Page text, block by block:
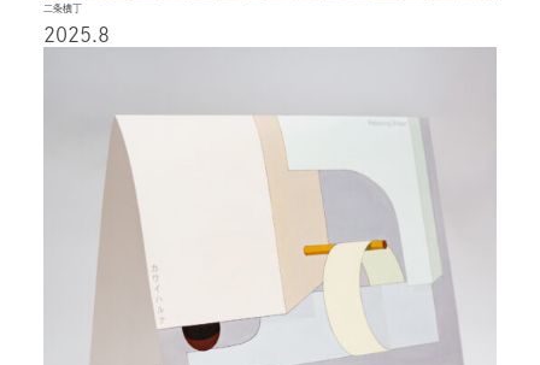
二条横丁
2025.8